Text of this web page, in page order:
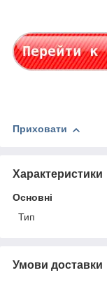
Приховати
Характеристики
Основні
Тип
Умови доставки